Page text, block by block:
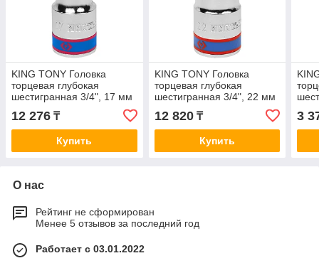
KING TONY Головка
торцевая глубокая
шестигранная 3/4", 17 мм
12 276 ₸
Купить
KING TONY Головка
торцевая глубокая
шестигранная 3/4", 22 мм
12 820₸
Купить
3
О нас
Рейтинг не сформирован
Менее 5 отзывов за последний год
Работает с 03.01.2022